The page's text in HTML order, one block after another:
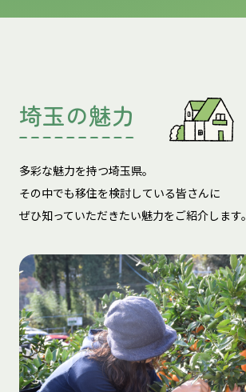
埼玉の魅力
多彩な魅力を持つ埼玉県。
その中でも移住を検討している皆さんに
ぜひ知っていただきたい魅力をご紹介します。